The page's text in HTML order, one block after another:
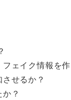
ェイク情報を
させるか？
か？